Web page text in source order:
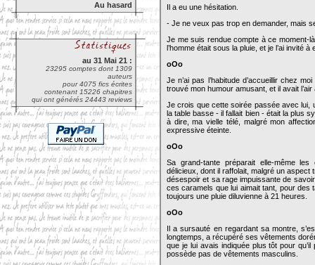
Au hasard
au 31 Mai 21 :
23295 comptes dont 1309
auteurs
pour 4075 fics écrites
contenant 15226 chapitres
qui ont générés 24443 reviews
Il a eu une hésitation.
- Je ne veux pas trop en demander, mais
Je me suis rendue compte à ce moment-
l’homme était sous la pluie, et je l’ai invité à
oOo
Je n’ai pas l’habitude d’accueillir chez
trouvé mon humour amusant, et il avait
Je crois que cette soirée passée avec lui,
la table basse - il fallait bien - était la plus
à dire, ma vielle télé, malgré mon
expressive éteinte.
oOo
Sa grand-tante préparait elle-même les
délicieux, dont il raffolait, malgré un
désespoir et sa rage impuissante de
ces caramels que lui aimait tant, pour des
toujours une pluie diluvienne à 21 heures.
oOo
Il a sursauté en regardant sa montre,
longtemps, a récupéré ses vêtements
que je lui avais indiquée plus tôt pour
possède pas de vêtements masculins.